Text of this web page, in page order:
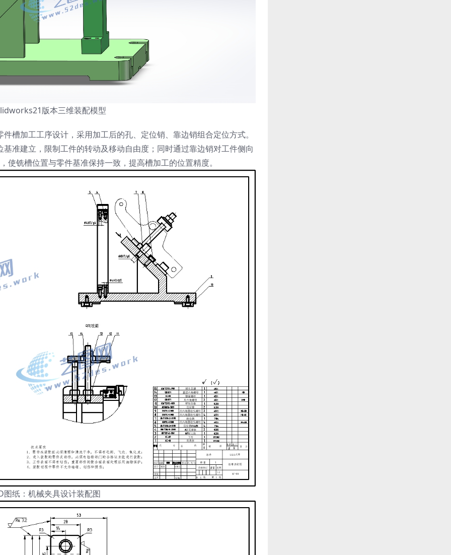
版本三维装配模型
槽加工工序设计，采用加工后的孔、定位销、靠边销组合定位方式。
准建立，限制工件的转动及移动自由度；同时通过靠边销对工件侧向
铣槽位置与零件基准保持一致，提高槽加工的位置精度。
图纸：机械夹具设计装配图